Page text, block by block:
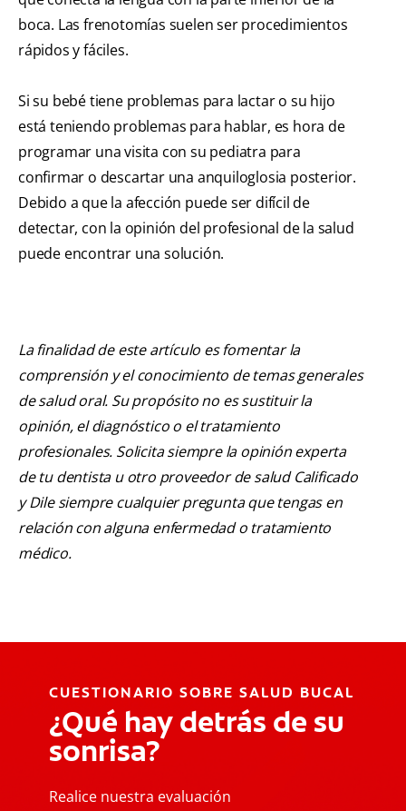
boca. Las frenotomías suelen ser procedimientos
rápidos y fáciles.
Si su bebé tiene problemas para lactar o su hijo
está teniendo problemas para hablar, es hora de
programar una visita con su pediatra para
confirmar o descartar una anquiloglosia posterior.
Debido a que la afección puede ser difícil de
detectar, con la opinión del profesional de la salud
puede encontrar una solución.
La finalidad de este artículo es fomentar la
comprensión y el conocimiento de temas generales
de salud oral. Su propósito no es sustituir la
opinión, el diagnóstico o el tratamiento
profesionales. Solicita siempre la opinión experta
de tu dentista u otro proveedor de salud Calificado
y Dile siempre cualquier pregunta que tengas en
relación con alguna enfermedad o tratamiento
médico.
CUESTIONARIO SOBRE SALUD BUCAL
¿Qué hay detrás de su
sonrisa?
Realice nuestra evaluación